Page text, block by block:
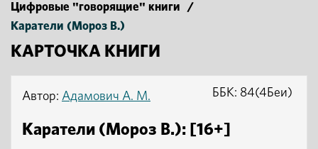
Цифровые "говорящие" книги
/
Каратели (Мороз В.)
КАРТОЧКА КНИГИ
Автор: Адамович А. М.
Каратели (Мороз В.): [16+]
ББК: 84(4Беи)